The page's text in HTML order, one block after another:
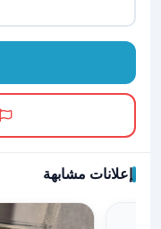
إعلانات مشابهة